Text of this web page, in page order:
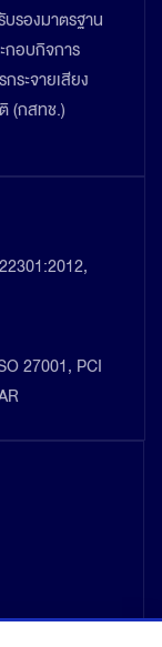
รองมาตรฐาน
กอบกิจการ
ระจายเสียง
(กสทช.)
27001, PCI